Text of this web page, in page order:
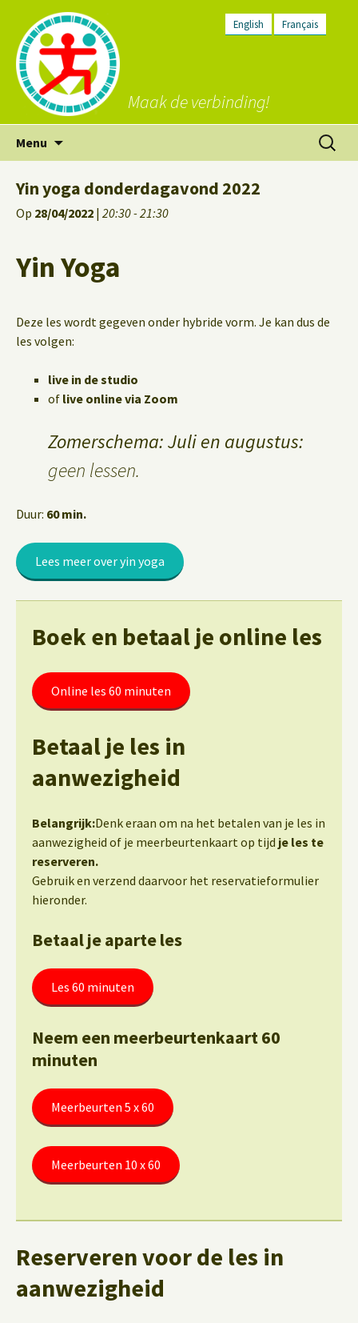
English Français
Maak de verbinding!
Menu
inhoud
Zoeken
naar:
Yin yoga donderdagavond 2022
Op 28/04/2022 | 20:30 - 21:30
Yin Yoga
Deze les wordt gegeven onder hybride vorm. Je kan dus de
les volgen:
live in de studio
of live online via Zoom
Zomerschema: Juli en augustus:
geen lessen.
Duur: 60 min.
Lees meer over yin yoga
Boek en betaal je online les
Online les 60 minuten
Betaal je les in
aanwezigheid
Belangrijk:Denk eraan om na het betalen van je les in
aanwezigheid of je meerbeurtenkaart op tijd je les te
reserveren.
Gebruik en verzend daarvoor het reservatieformulier
hieronder.
Betaal je aparte les
Les 60 minuten
Neem een meerbeurtenkaart 60
minuten
Meerbeurten 5 x 60
Meerbeurten 10 x 60
Reserveren voor de les in
aanwezigheid